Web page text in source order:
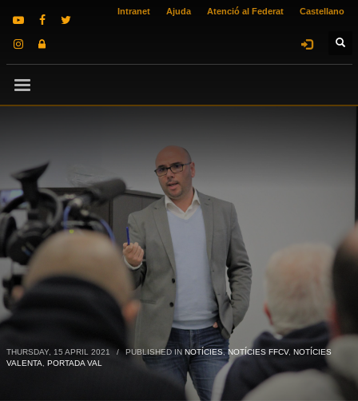
Intranet Ajuda Atenció al Federat Castellano
THURSDAY, 15 APRIL 2021 / PUBLISHED IN NOTÍCIES,NOTÍCIES FFCV, NOTÍCIES
VALENTA
PORTADA VAL